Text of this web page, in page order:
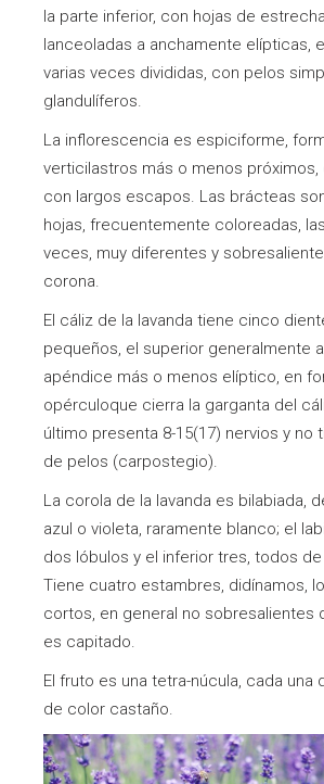
la parte inferior, con hojas de
lanceoladas a anchamente elípticas,
varias veces divididas, con pelos
glandulíferos.
La inflorescencia es espiciforme,
verticilastros más o menos
con largos escapos. Las brácteas
hojas, frecuentemente coloreadas,
veces, muy diferentes y
corona.
El cáliz de la lavanda tiene cinco
pequeños, el superior generalmente
apéndice más o menos elíptico, en
opérculoque cierra la garganta del
último presenta 8-15(17) nervios y no
de pelos (carpostegio).
La corola de la lavanda es bilabiada,
azul o violeta, raramente blanco; el
dos lóbulos y el inferior tres, todos
Tiene cuatro estambres, didínamos,
cortos, en general no sobresalientes
es capitado.
El fruto es una tetra-núcula, cada una
de color castaño.